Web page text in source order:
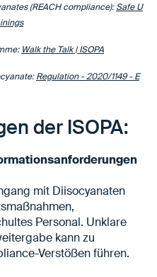
(REACH compliance):Safe U
Walk the Talk | ISOPA
Regulation - 2020/1149 - E
der ISOPA:
mit Diisocyanaten
Personal. Unklare
kann zu
Verstößen führen.